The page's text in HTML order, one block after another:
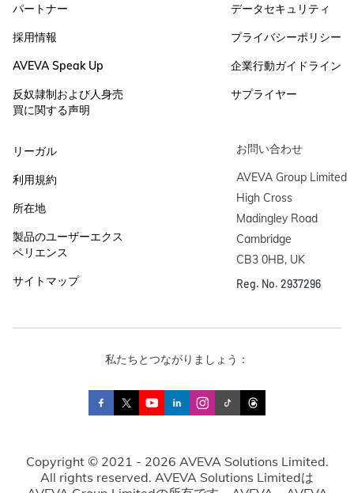
パートナー
採用情報
AVEVA Speak Up
反奴隷制および人身売
買に関する声明
データセキュリティ
プライバシーポリシー
企業行動ガイドライン
サプライヤー
リーガル
利用規約
所在地
製品のユーザーエクス
ペリエンス
サイトマップ
お問い合わせ
AVEVA Group Limited
High Cross
Madingley Road
Cambridge
CB3 0HB, UK
Reg. No. 2937296
私たちとつながりましょう：
Copyright © 2021 - 2026 AVEVA Solutions Limited.
All rights reserved. AVEVA Solutions Limitedは